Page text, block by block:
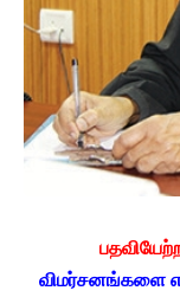
விமர்சனங்களை